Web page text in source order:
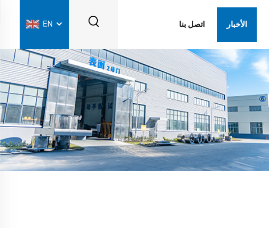
الأخبار اتصل بنا EN